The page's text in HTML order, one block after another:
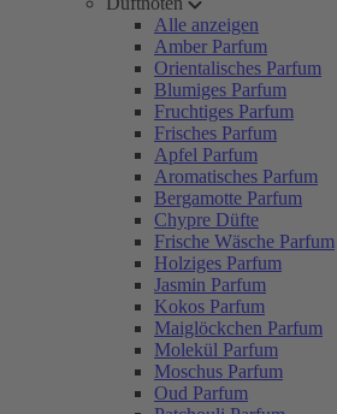
Alle anzeigen
Amber Parfum
Orientalisches Parfum
Blumiges Parfum
Fruchtiges Parfum
Frisches Parfum
Apfel Parfum
Aromatisches Parfum
Bergamotte Parfum
Chypre Düfte
Frische Wäsche Parfum
Holziges Parfum
Jasmin Parfum
Kokos Parfum
Maiglöckchen Parfum
Molekül Parfum
Moschus Parfum
Oud Parfum